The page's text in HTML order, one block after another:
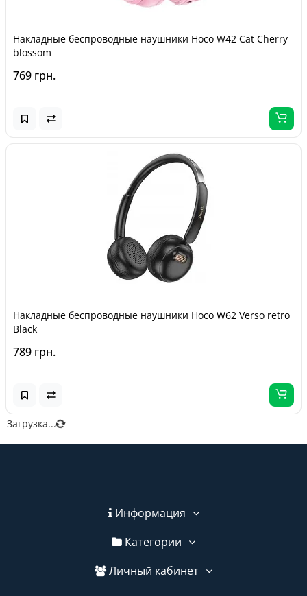
Накладные беспроводные наушники Hoco W42 Cat Cherry
blossom
769 грн.
Накладные беспроводные наушники Hoco W62 Verso retro
Black
789 грн.
Загрузка...
Информация
Категории
Личный кабинет